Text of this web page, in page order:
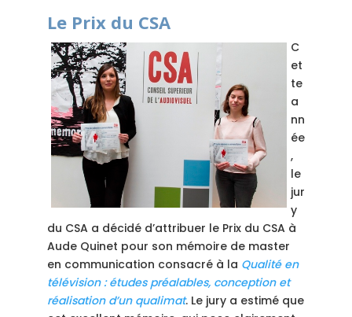
Le Prix du CSA
C
et
te
a
nn
ée
,
le
jur
y
du CSA a décidé d’attribuer le Prix du CSA à
Aude Quinet pour son mémoire de master
en communication consacré à la Qualité en
télévision : études préalables, conception et
réalisation d’un qualimat. Le jury a estimé que